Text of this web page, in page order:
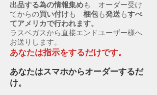
出品する為の情報集めも オーダー受け
てからの買い付けも 梱包も発送 もすべ
てアメリカで行われます。
ラスベガスから直接エンドユーザー様へ
お送りします。
あなたは指示をするだけです。
あなたはスマホからオーダーするだ
け。